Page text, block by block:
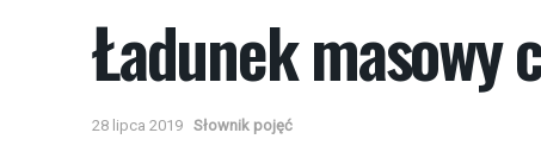
Ładunek masowy
28 lipca 2019 Słownik pojęć